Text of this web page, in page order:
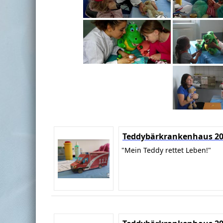
Teddybärkrankenhaus
"Mein Teddy rettet Leben!"